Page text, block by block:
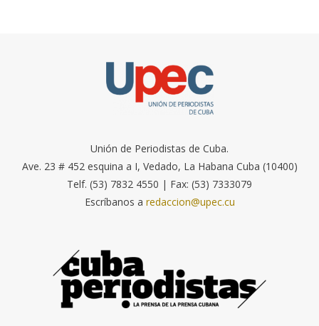
Unión de Periodistas de Cuba.
Ave. 23 # 452 esquina a I, Vedado, La Habana Cuba (10400)
Telf. (53) 7832 4550 | Fax: (53) 7333079
Escríbanos a redaccion@upec.cu